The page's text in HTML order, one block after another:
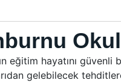
eğitim hayatını
gelebilecek